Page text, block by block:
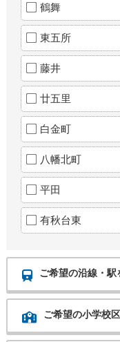
鶴舞
東五所
藤井
廿五里
白金町
八幡北町
平田
有秋台東
ご希望の沿線・
ご希望の小学校